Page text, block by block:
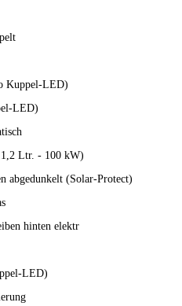
Kuppel-LED)
LED)
Ltr. - 100 kW)
abgedunkelt (Solar-Protect)
hinten elektr
LED)